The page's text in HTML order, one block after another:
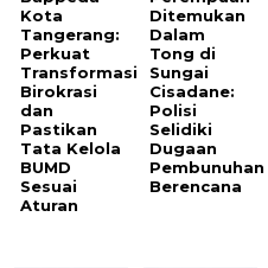
Kota
Tangerang:
Perkuat
Transformasi
Birokrasi
dan
Pastikan
Tata Kelola
BUMD
Sesuai
Aturan
Ditemukan
Dalam
Tong di
Sungai
Cisadane:
Polisi
Selidiki
Dugaan
Pembunuhan
Berencana